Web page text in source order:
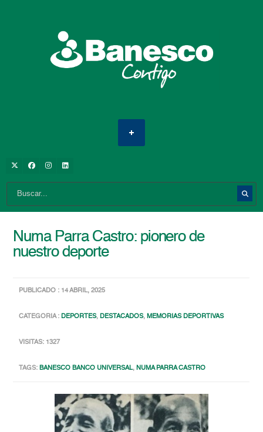
Numa Parra Castro: pionero de
nuestro deporte
PUBLICADO : 14 ABRIL, 2025
CATEGORIA :DEPORTES,DESTACADOS,MEMORIAS DEPORTIVAS
VISITAS: 1327
TAGS:BANESCO BANCO UNIVERSAL,NUMA PARRA CASTRO